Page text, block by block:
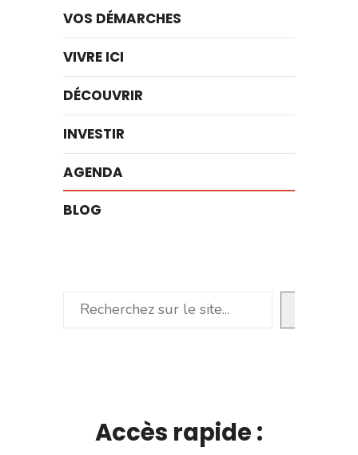
VOS DÉMARCHES
VIVRE ICI
DÉCOUVRIR
INVESTIR
AGENDA
BLOG
Rechercher
Accès rapide :